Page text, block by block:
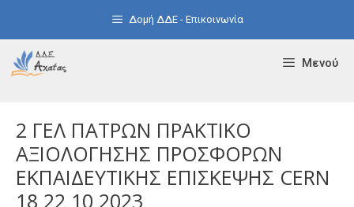
Δομή ΔΔΕ - Επικοινωνία
Μενού
2 ΓΕΛ ΠΑΤΡΩΝ ΠΡΑΚΤΙΚΟ
ΑΞΙΟΛΟΓΗΣΗΣ ΠΡΟΣΦΟΡΩΝ
ΕΚΠΑΙΔΕΥΤΙΚΗΣ ΕΠΙΣΚΕΨΗΣ CERN
18 22 10 2023